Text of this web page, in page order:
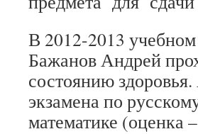
В 2012-2013
Бажанов Андрей
состоянию
экзамена по
математике (оценка